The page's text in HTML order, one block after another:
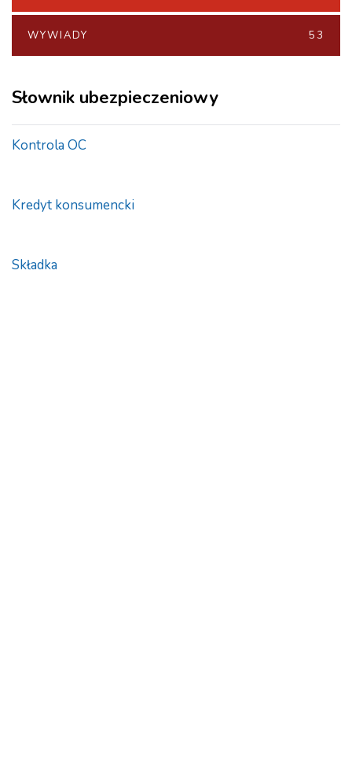
WYWIADY 53
Słownik ubezpieczeniowy
Kontrola OC
Kredyt konsumencki
Składka